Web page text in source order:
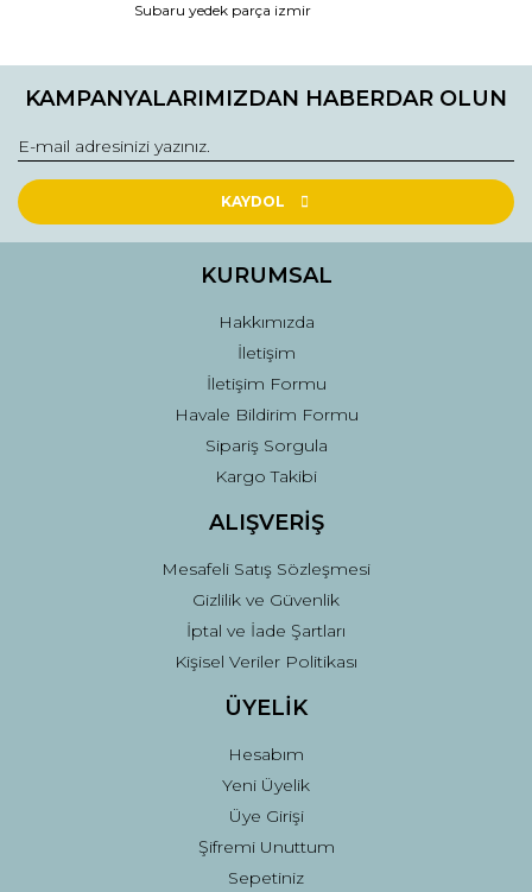
Subaru yedek parça izmir
KAMPANYALARIMIZDAN HABERDAR OLUN
KAYDOL
KURUMSAL
Hakkımızda
İletişim
İletişim Formu
Havale Bildirim Formu
Sipariş Sorgula
Kargo Takibi
ALIŞVERİŞ
Mesafeli Satış Sözleşmesi
Gizlilik ve Güvenlik
İptal ve İade Şartları
Kişisel Veriler Politikası
ÜYELİK
Hesabım
Yeni Üyelik
Üye Girişi
Şifremi Unuttum
Sepetiniz